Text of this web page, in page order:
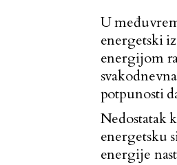
U
energetski
energijom
potpunosti
Nedostatak
energetsku
energije